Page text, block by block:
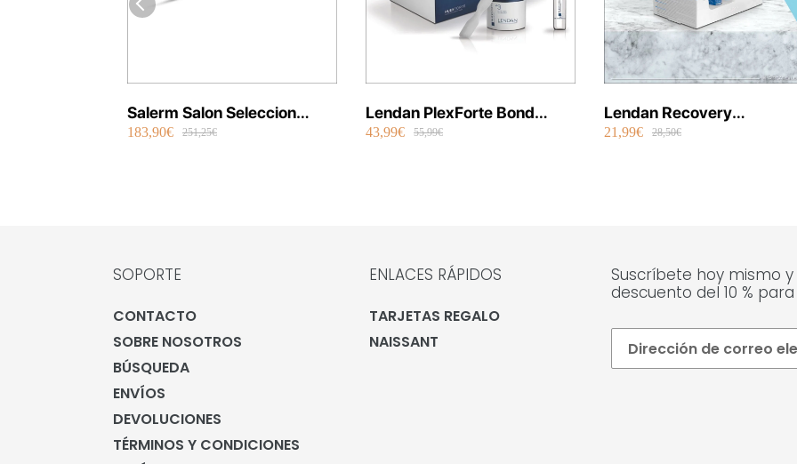
Salerm Salon Seleccion
Plancha Infrarrojos Therapy
183,90€ 251,25€
Lendan PlexForte Bond
Repair Shot Mask 6 x 13 ml
43,99€ 55,99€
Lendan Recovery
Concentrado Ultra
21,99€ 28,50€
SOPORTE
CONTACTO
SOBRE NOSOTROS
BÚSQUEDA
ENVÍOS
DEVOLUCIONES
TÉRMINOS Y CONDICIONES
ENLACES RÁPIDOS
TARJETAS REGALO
NAISSANT
Suscríbete hoy mismo
descuento del 10 %